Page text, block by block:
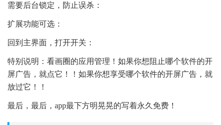
需要后台锁定，防止误杀：
扩展功能可选：
回到主界面，打开开关：
特别说明：看画圈的应用管理！如果你想阻止哪个软件的开
屏广告，就点它！！如果你想享受哪个软件的开屏广告，就
放过它！！
最后，最后，app最下方明晃晃的写着永久免费！